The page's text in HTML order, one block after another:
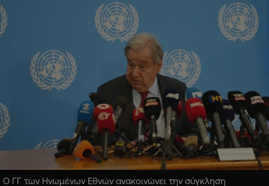
Ο ΓΓ των Ηνωμένων Εθνών ανακοινώνει την σύγκληση